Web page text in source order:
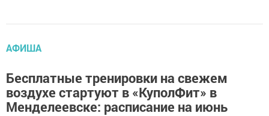
АФИША
Бесплатные тренировки на свежем
воздухе стартуют в «КуполФит» в
Менделеевске: расписание на июнь